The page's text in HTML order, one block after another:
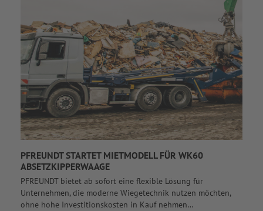
PFREUNDT STARTET MIETMODELL FÜR WK60
ABSETZKIPPERWAAGE
PFREUNDT bietet ab sofort eine flexible Lösung für
Unternehmen, die moderne Wiegetechnik nutzen möchten,
ohne hohe Investitionskosten in Kauf nehmen…